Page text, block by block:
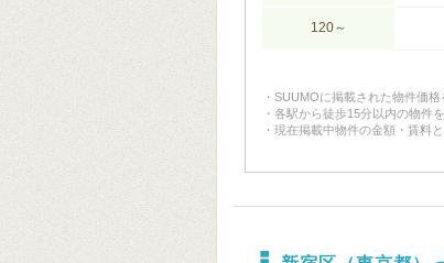
120～
SUUMOに掲載された物件価格
各駅から徒歩15分以内の物件
現在掲載中物件の金額・賃料